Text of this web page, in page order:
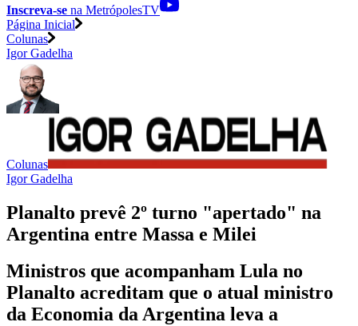
Inscreva-se na MetrópolesTV
Página Inicial
Colunas
Igor Gadelha
Colunas
Igor Gadelha
Planalto prevê 2º turno "apertado" na
Argentina entre Massa e Milei
Ministros que acompanham Lula no
Planalto acreditam que o atual ministro
da Economia da Argentina leva a